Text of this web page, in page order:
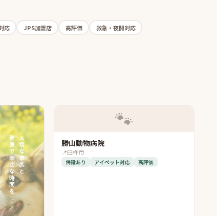
応 JPS加盟店 高評価
救急・夜間対応
🐾
勝山動物病院
📍臼杵市
併設あり アイペット対応 高評価